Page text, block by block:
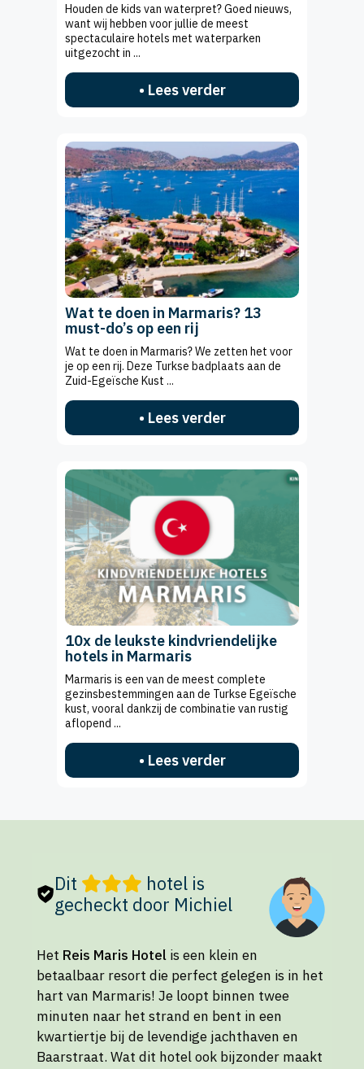
Houden de kids van waterpret? Goed nieuws,
want wij hebben voor jullie de meest
spectaculaire hotels met waterparken
uitgezocht in ...
• Lees verder
Wat te doen in Marmaris? 13
must-do’s op een rij
Wat te doen in Marmaris? We zetten het voor
je op een rij. Deze Turkse badplaats aan de
Zuid-Egeïsche Kust ...
• Lees verder
10x de leukste kindvriendelijke
hotels in Marmaris
Marmaris is een van de meest complete
gezinsbestemmingen aan de Turkse Egeïsche
kust, vooral dankzij de combinatie van rustig
aflopend ...
• Lees verder
Dit
hotel is
gecheckt door Michiel
Het Reis Maris Hotel is een klein en
betaalbaar resort die perfect gelegen is in het
hart van Marmaris! Je loopt binnen twee
minuten naar het strand en bent in een
kwartiertje bij de levendige jachthaven en
Baarstraat. Wat dit hotel ook bijzonder maakt